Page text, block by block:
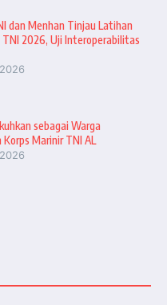
dan Menhan Tinjau Latihan
2026, Uji Interoperabilitas
sebagai Warga
Marinir TNI AL